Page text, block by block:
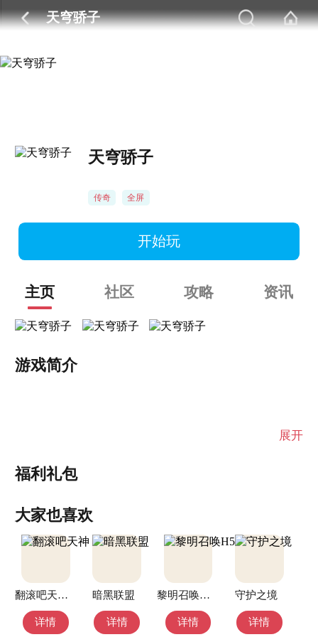
天穹骄子
天穹骄子
传奇 全屏
开始玩
主页 社区 攻略 资讯
游戏简介
展开
福利礼包
大家也喜欢
翻滚吧天神（0.1折）
详情
暗黑联盟
详情
黎明召唤H5
详情
守护之境
详情